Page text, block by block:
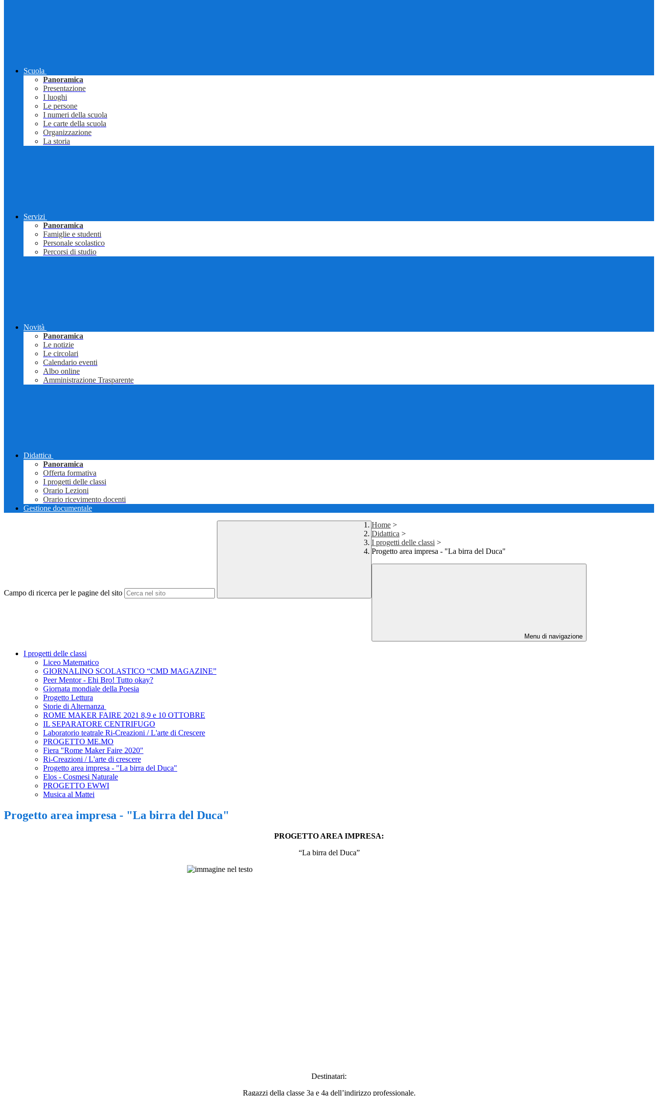
Scuola
Panoramica
Presentazione
I luoghi
Le persone
I numeri della scuola
Le carte della scuola
Organizzazione
La storia
Servizi
Panoramica
Famiglie e studenti
Personale scolastico
Percorsi di studio
Novità
Panoramica
Le notizie
Le circolari
Calendario eventi
Albo online
Amministrazione Trasparente
Didattica
Panoramica
Offerta formativa
I progetti delle classi
Orario Lezioni
Orario ricevimento docenti
Gestione documentale
Campo di ricerca per le pagine del sito
Home >
Didattica >
I progetti delle classi >
Progetto area impresa - "La birra del Duca"
Menu di navigazione
I progetti delle classi
Liceo Matematico
GIORNALINO SCOLASTICO “CMD MAGAZINE”
Peer Mentor - Ehi Bro! Tutto okay?
Giornata mondiale della Poesia
Progetto Lettura
Storie di Alternanza
ROME MAKER FAIRE 2021 8,9 e 10 OTTOBRE
IL SEPARATORE CENTRIFUGO
Laboratorio teatrale Ri-Creazioni / L'arte di Crescere
PROGETTO ME.MO
Fiera "Rome Maker Faire 2020"
Ri-Creazioni / L'arte di crescere
Progetto area impresa - "La birra del Duca"
Elos - Cosmesi Naturale
PROGETTO EWWI
Musica al Mattei
Progetto area impresa - "La birra del Duca"
PROGETTO AREA IMPRESA:
“La birra del Duca”
Destinatari:
Ragazzi della classe 3a e 4a dell’indirizzo professionale.